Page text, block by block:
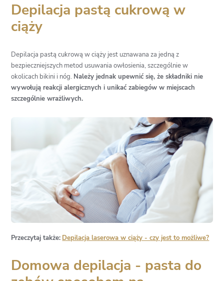
Depilacja pastą cukrową w
ciąży
Depilacja pastą cukrową w ciąży jest uznawana za jedną z
bezpieczniejszych metod usuwania owłosienia, szczególnie w
okolicach bikini i nóg. Należy jednak upewnić się, że składniki nie
wywołują reakcji alergicznych i unikać zabiegów w miejscach
szczególnie wrażliwych.
Przeczytaj także: Depilacja laserowa w ciąży - czy jest to możliwe?
Domowa depilacja - pasta do